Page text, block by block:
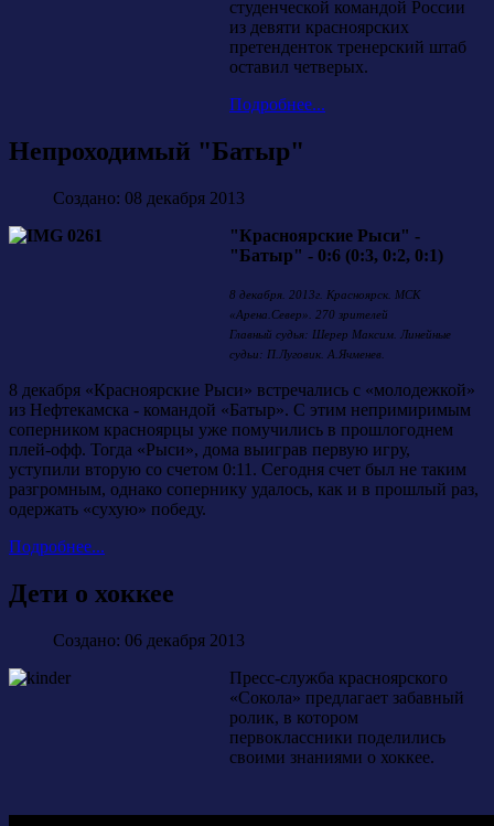
студенческой командой России
из девяти красноярских
претенденток тренерский штаб
оставил четверых.
Подробнее...
Непроходимый "Батыр"
Создано: 08 декабря 2013
"Красноярские Рыси" -
"Батыр" - 0:6 (0:3, 0:2, 0:1)
8 декабря. 2013г. Красноярск. МСК
«Арена.Север». 270 зрителей
Главный судья: Шерер Максим. Линейные
судьи: П.Луговик. А.Ячменев.
8 декабря «Красноярские Рыси» встречались с «молодежкой»
из Нефтекамска - командой «Батыр». С этим непримиримым
соперником красноярцы уже помучились в прошлогоднем
плей-офф. Тогда «Рыси», дома выиграв первую игру,
уступили вторую со счетом 0:11. Сегодня счет был не таким
разгромным, однако сопернику удалось, как и в прошлый раз,
одержать «сухую» победу.
Подробнее...
Дети о хоккее
Создано: 06 декабря 2013
Пресс-служба красноярского
«Сокола» предлагает забавный
ролик, в котором
первоклассники поделились
своими знаниями о хоккее.